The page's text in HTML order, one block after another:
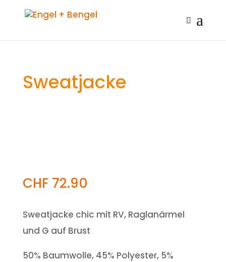
Sweatjacke
CHF72.90
Sweatjacke chic mit RV, Raglanärmel
und G auf Brust
50% Baumwolle, 45% Polyester, 5%